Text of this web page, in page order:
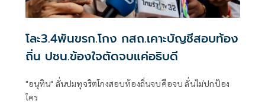
โละ3.4พันขรก.โกง กสถ.เคาะบัญชีสอบท้อง
ถิ่น ปชน.ข้องใจตัดจบแค่อธิบดี
"อนุทิน" ลั่นปมทุจริตโกงสอบท้องถิ่นจบคือจบ ลั่นไม่ปกป้อง
ใคร